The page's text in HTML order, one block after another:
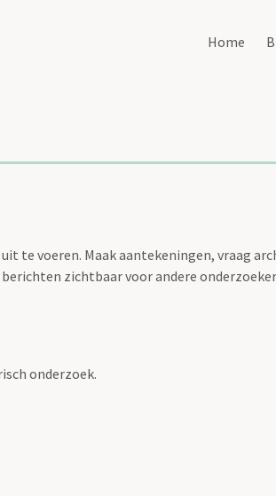
Home
te voeren. Maak aantekeningen, vraag
zichtbaar voor andere
onderzoek.